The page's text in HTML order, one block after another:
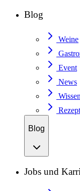
Blog
Weine
Event
News
Wissen
Blog
Jobs und